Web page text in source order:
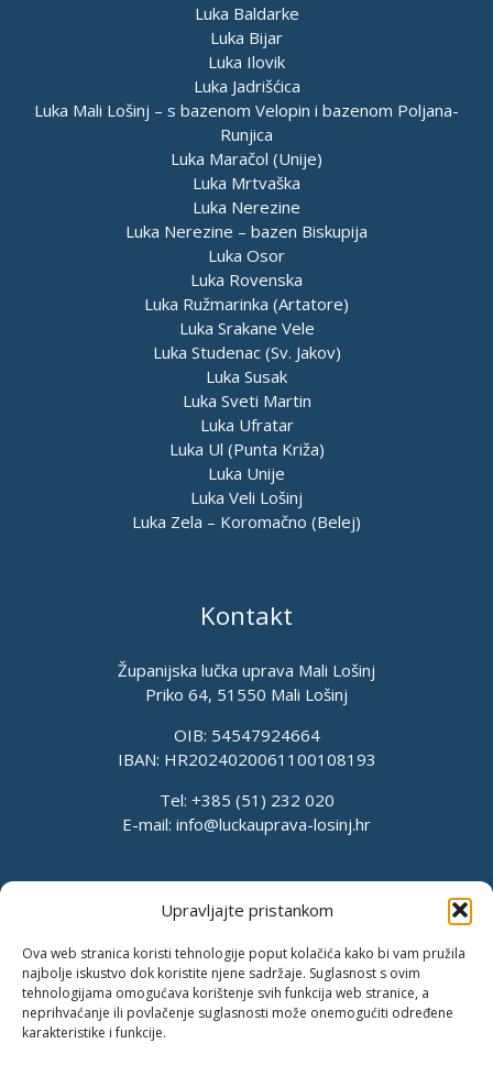
Upravljajte pristankom
Ova web stranica koristi tehnologije poput kolačića kako bi vam pružila
najbolje iskustvo dok koristite njene sadržaje. Suglasnost s ovim
tehnologijama omogućava korištenje svih funkcija web stranice, a
neprihvaćanje ili povlačenje suglasnosti može onemogućiti određene
karakteristike i funkcije.
Luka Baldarke
Luka Bijar
Luka Ilovik
Luka Jadrišćica
Luka Mali Lošinj – s bazenom Velopin i bazenom Poljana-
Runjica
Luka Maračol (Unije)
Luka Mrtvaška
Luka Nerezine
Luka Nerezine – bazen Biskupija
Luka Osor
Luka Rovenska
Luka Ružmarinka (Artatore)
Luka Srakane Vele
Luka Studenac (Sv. Jakov)
Luka Susak
Luka Sveti Martin
Luka Ufratar
Luka Ul (Punta Križa)
Luka Unije
Luka Veli Lošinj
Luka Zela – Koromačno (Belej)
Kontakt
Županijska lučka uprava Mali Lošinj
Priko 64, 51550 Mali Lošinj
OIB: 54547924664
IBAN: HR2024020061100108193
Tel: +385 (51) 232 020
E-mail: info@luckauprava-losinj.hr